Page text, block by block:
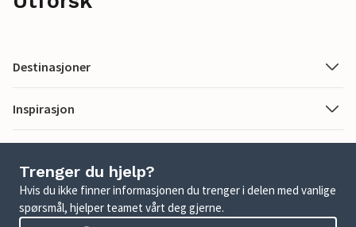
Destinasjoner
Inspirasjon
Trenger du hjelp?
Hvis du ikke finner informasjonen du trenger i delen med vanlige
spørsmål, hjelper teamet vårt deg gjerne.